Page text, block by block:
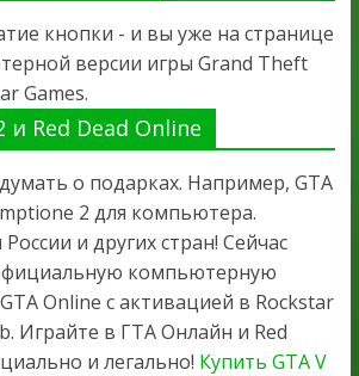
кнопки - и вы уже на странице
версии игры Grand Theft
Games.
и Red Dead Online
о подарках. Например, GTA
2 для компьютера.
и других стран! Сейчас
компьютерную
Online с активацией в Rockstar
Играйте в ГТА Онлайн и Red
и легально! Купить GTA V